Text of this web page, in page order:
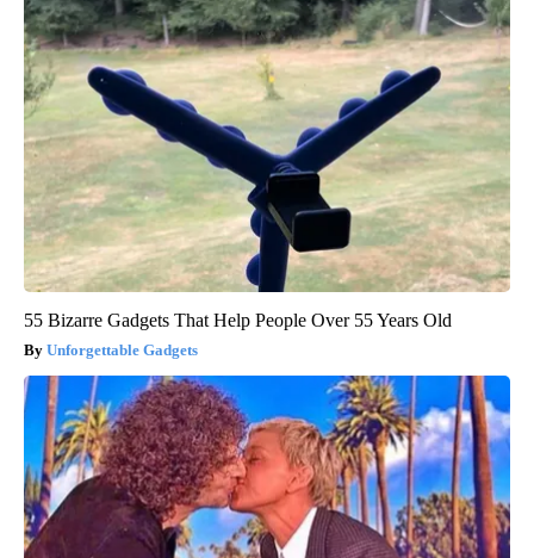
55 Bizarre Gadgets That Help People Over 55 Years Old
Unforgettable Gadgets